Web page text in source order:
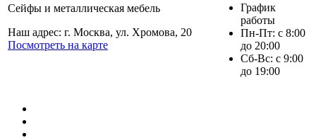
Сейфы и металлическая мебель
Наш адрес: г. Москва, ул. Хромова, 20
Посмотреть на карте
График
работы
Пн-Пт: с 8:00
до 20:00
Сб-Вс: с 9:00
до 19:00